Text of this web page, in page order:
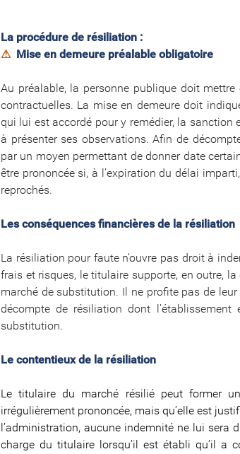
La procédure de résiliation :
⚠Mise en demeure préalable obligatoire
Au préalable, la personne publique doit
contractuelles. La mise en demeure doit
qui lui est accordé pour y remédier, la sanction
à présenter ses observations. Afin de
par un moyen permettant de donner date
être prononcée si, à l’expiration du délai
reprochés.
Les conséquences financières de la résiliation
La résiliation pour faute n’ouvre pas droit à
frais et risques, le titulaire supporte, en outre,
marché de substitution. Il ne profite pas de
décompte de résiliation dont
substitution.
Le contentieux de la résiliation
Le titulaire du marché résilié peut former
irrégulièrement prononcée, mais qu’elle est
l’administration, aucune indemnité ne lui sera
charge du titulaire lorsqu’il est établi qu’il a